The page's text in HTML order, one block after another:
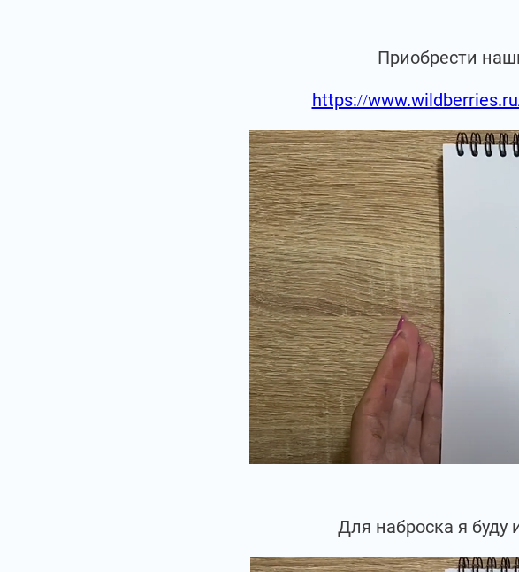
Приобрести
https://
Для наброска я буду